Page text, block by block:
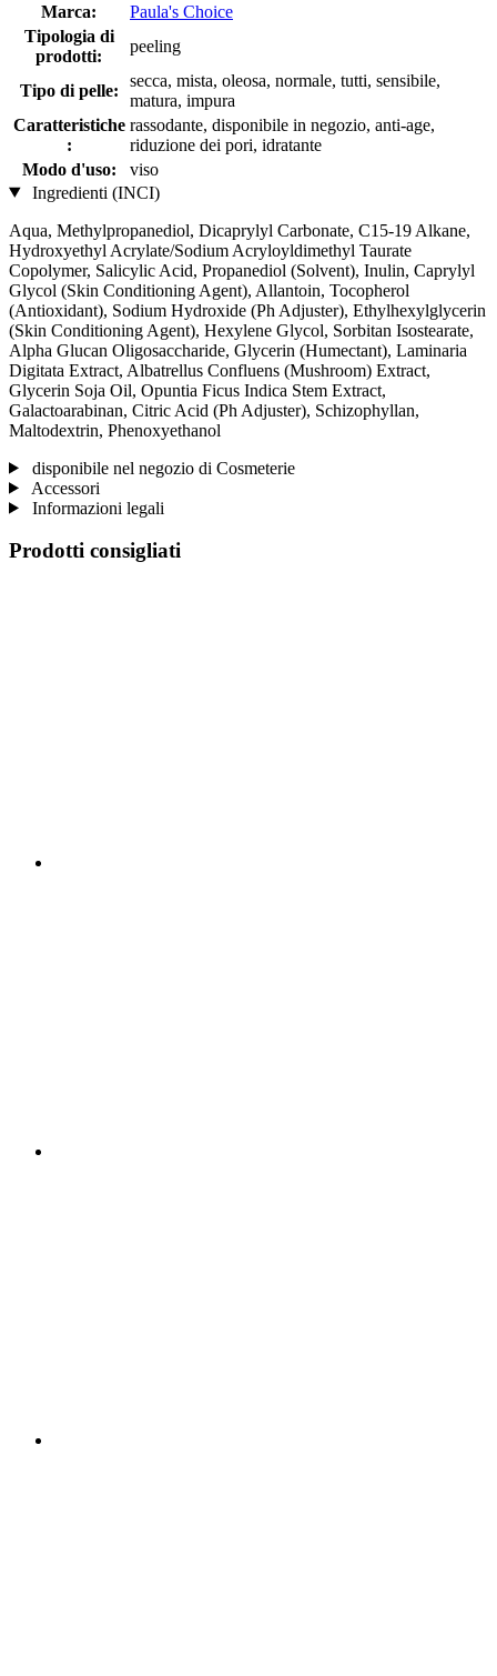
Marca:
Paula's Choice
Tipologia di
prodotti:
peeling
Tipo di pelle:
secca, mista, oleosa, normale, tutti, sensibile,
matura, impura
Caratteristiche
:
rassodante, disponibile in negozio, anti-age,
riduzione dei pori, idratante
Modo d'uso:
viso
Ingredienti (INCI)
Aqua, Methylpropanediol, Dicaprylyl Carbonate, C15-19 Alkane,
Hydroxyethyl Acrylate/Sodium Acryloyldimethyl Taurate
Copolymer, Salicylic Acid, Propanediol (Solvent), Inulin, Caprylyl
Glycol (Skin Conditioning Agent), Allantoin, Tocopherol
(Antioxidant), Sodium Hydroxide (Ph Adjuster), Ethylhexylglycerin
(Skin Conditioning Agent), Hexylene Glycol, Sorbitan Isostearate,
Alpha Glucan Oligosaccharide, Glycerin (Humectant), Laminaria
Digitata Extract, Albatrellus Confluens (Mushroom) Extract,
Glycerin Soja Oil, Opuntia Ficus Indica Stem Extract,
Galactoarabinan, Citric Acid (Ph Adjuster), Schizophyllan,
Maltodextrin, Phenoxyethanol
disponibile nel negozio di Cosmeterie
Accessori
Informazioni legali
Prodotti consigliati